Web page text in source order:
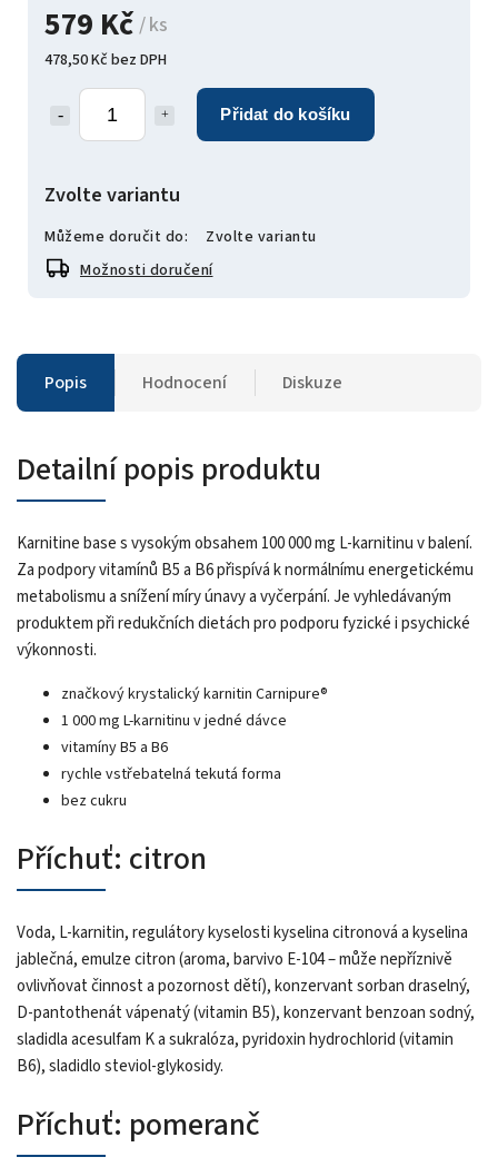
579 Kč / ks
478,50 Kč bez DPH
Přidat do košíku
Zvolte variantu
Můžeme doručit do:
Zvolte variantu
Možnosti doručení
Popis Hodnocení Diskuze
Detailní popis produktu
Karnitine base s vysokým obsahem 100 000 mg L-karnitinu v balení.
Za podpory vitamínů B5 a B6 přispívá k normálnímu energetickému
metabolismu a snížení míry únavy a vyčerpání. Je vyhledávaným
produktem při redukčních dietách pro podporu fyzické i psychické
výkonnosti.
značkový krystalický karnitin Carnipure®
1 000 mg L-karnitinu v jedné dávce
vitamíny B5 a B6
rychle vstřebatelná tekutá forma
bez cukru
Příchuť: citron
Voda, L-karnitin, regulátory kyselosti kyselina citronová a kyselina
jablečná, emulze citron (aroma, barvivo E-104 – může nepříznivě
ovlivňovat činnost a pozornost dětí), konzervant sorban draselný,
D-pantothenát vápenatý (vitamin B5), konzervant benzoan sodný,
sladidla acesulfam K a sukralóza, pyridoxin hydrochlorid (vitamin
B6), sladidlo steviol-glykosidy.
Příchuť: pomeranč